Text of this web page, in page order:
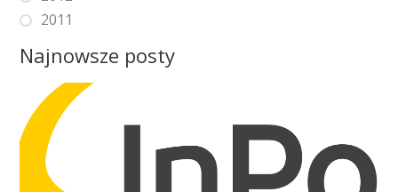
2011
Najnowsze posty